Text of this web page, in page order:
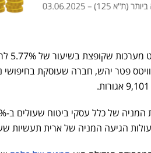
פטר יהש, חברה שעוסקת בחיפושי
המניה של ארית תעשיות שעולה ב-4.86% לרמה של